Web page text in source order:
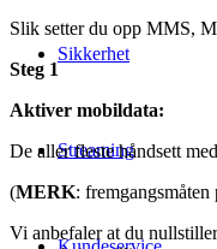
Sikkerhet
Streaming
Slik setter du opp MMS,
Steg 1
Aktiver mobildata:
De aller fleste håndsett
(MERK:
Vi anbefaler at du